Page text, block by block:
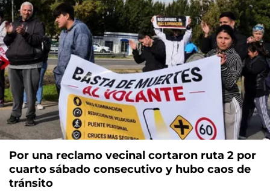
Por una reclamo vecinal cortaron ruta 2 por
cuarto sábado consecutivo y hubo caos de
tránsito